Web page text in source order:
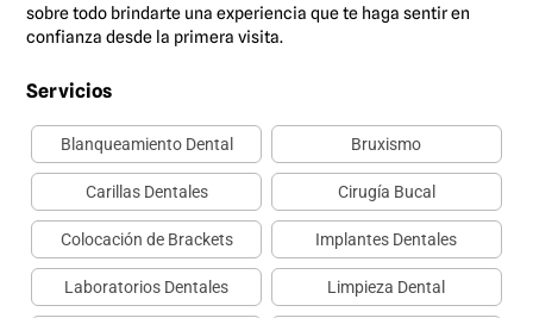
sobre todo brindarte una experiencia que te haga sentir en
confianza desde la primera visita.
Servicios
Blanqueamiento Dental Bruxismo
Carillas Dentales Cirugía Bucal
Colocación de Brackets Implantes Dentales
Laboratorios Dentales Limpieza Dental